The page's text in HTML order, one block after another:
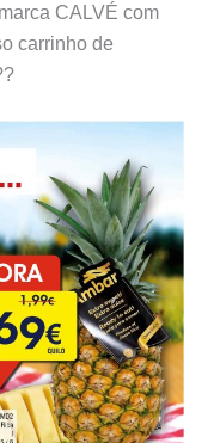
CALVÉ com
carrinho de